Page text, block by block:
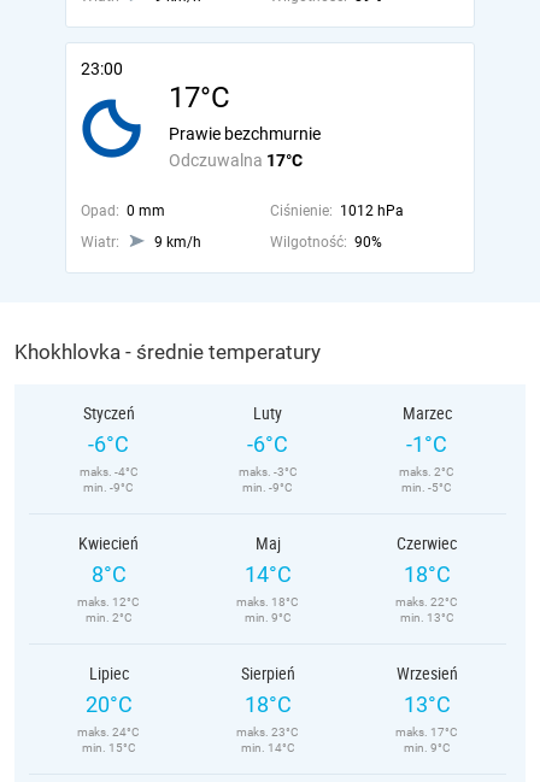
23:00
17°C
Odczuwalna 17°C
Prawie bezchmurnie
Opad: 0 mm Ciśnienie: 1012 hPa
Wiatr:
9 km/h Wilgotność: 90%
Khokhlovka - średnie temperatury
Styczeń
-6°C
maks. -4°C
min. -9°C
Luty
-6°C
maks. -3°C
min. -9°C
Marzec
-1°C
maks. 2°C
min. -5°C
Kwiecień
8°C
maks. 12°C
min. 2°C
Maj
14°C
maks. 18°C
min. 9°C
Czerwiec
18°C
maks. 22°C
min. 13°C
Lipiec
20°C
maks. 24°C
min. 15°C
Sierpień
18°C
maks. 23°C
min. 14°C
Wrzesień
13°C
maks. 17°C
min. 9°C